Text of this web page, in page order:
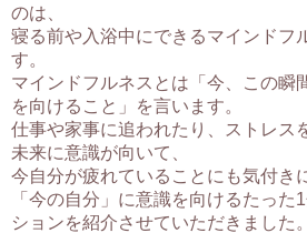
のは、
寝る前や入浴中にできるマインドフ
す。
マインドフルネスとは「今、この瞬
を向けること」を言います。
仕事や家事に追われたり、ストレス
未来に意識が向いて、
今自分が疲れていることにも気付き
「今の自分」に意識を向けるたった
ションを紹介させていただきました。